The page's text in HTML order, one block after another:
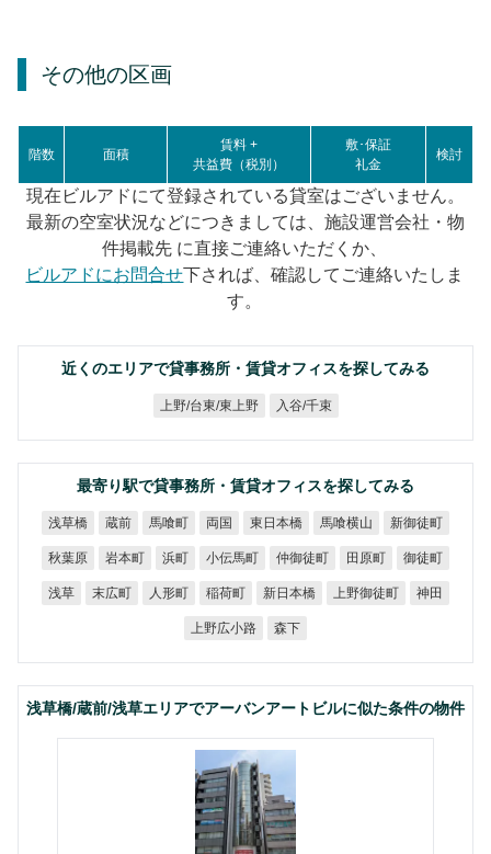
その他の区画
階数 面積
賃料 +
共益費（税別）
敷･保証
礼金
検討
現在ビルアドにて登録されている貸室はございません。
最新の空室状況などにつきましては、施設運営会社・物
件掲載先 に直接ご連絡いただくか、
ビルアドにお問合せ下されば、確認してご連絡いたしま
す。
近くのエリアで貸事務所・賃貸オフィスを探してみる
上野/台東/東上野 入谷/千束
最寄り駅で貸事務所・賃貸オフィスを探してみる
浅草橋 蔵前 馬喰町 両国 東日本橋 馬喰横山 新御徒町
秋葉原 岩本町 浜町 小伝馬町 仲御徒町 田原町 御徒町
浅草 末広町 人形町 稲荷町 新日本橋 上野御徒町 神田
上野広小路 森下
浅草橋/蔵前/浅草エリアでアーバンアートビルに似た条件の物件